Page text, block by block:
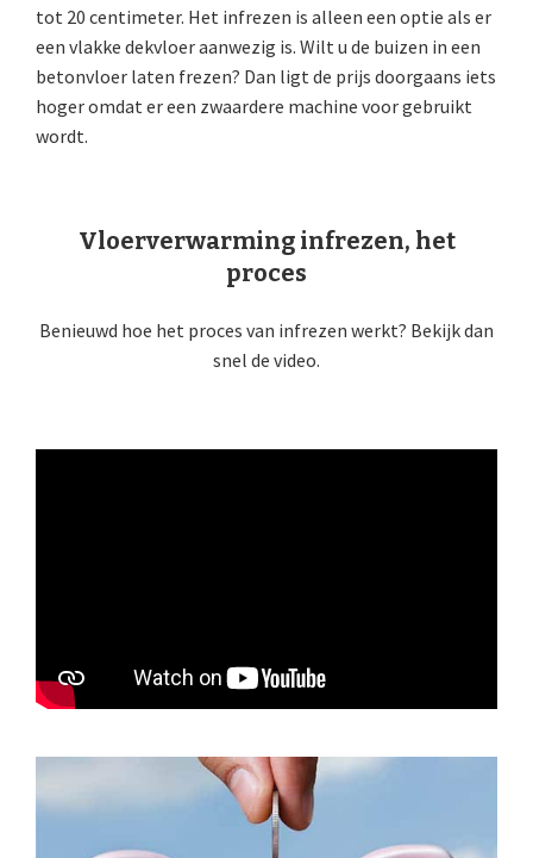
tot 20 centimeter. Het infrezen is alleen een optie als er
een vlakke dekvloer aanwezig is. Wilt u de buizen in een
betonvloer laten frezen? Dan ligt de prijs doorgaans iets
hoger omdat er een zwaardere machine voor gebruikt
wordt.
Vloerverwarming infrezen, het
proces
Benieuwd hoe het proces van infrezen werkt? Bekijk dan
snel de video.